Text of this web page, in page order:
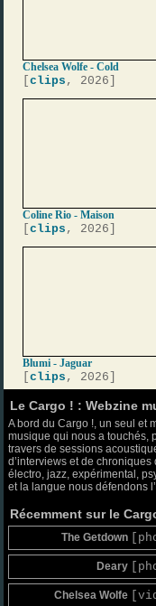
Chelsea Wolfe - Cold
[clips , 2026]
Coline Rio - Maison
[clips , 2026]
Blumi - Jaguar
[clips , 2026]
Le Cargo ! : Webzine
A bord du Cargo !, un seul et
musique qui nous a touchés,
travers de sessions
d’interviews et de
électro, jazz, expérimental,
et la langue nous défendons
Récemment sur le
The Getdown
Deary
Chelsea Wolfe